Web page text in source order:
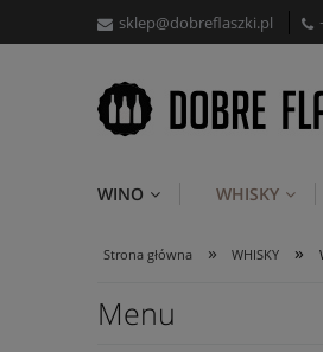
sklep@dobreflaszki.pl
WINO WHISKY
Strona główna » WHISKY »
Menu